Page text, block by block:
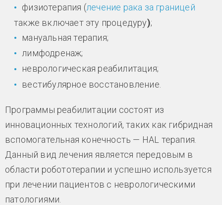
физиотерапия (лечение рака за границей
также включает эту процедуру);
мануальная терапия;
лимфодренаж;
неврологическая реабилитация;
вестибулярное восстановление.
Программы реабилитации состоят из
инновационных технологий, таких как гибридная
вспомогательная конечность — HAL терапия.
Данный вид лечения является передовым в
области робототерапии и успешно используется
при лечении пациентов с неврологическими
патологиями.